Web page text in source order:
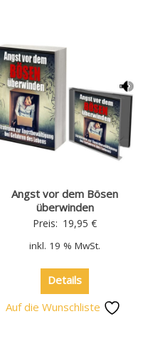
Angst vor dem Bösen
überwinden
Preis: 19,95€
inkl. 19 % MwSt.
Details
Auf die Wunschliste